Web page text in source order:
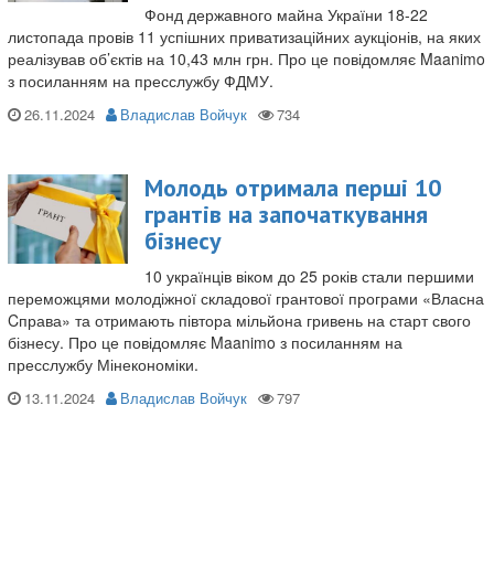
Фонд державного майна України 18-22
листопада провів 11 успішних приватизаційних аукціонів, на яких
реалізував об’єктів на 10,43 млн грн. Про це повідомляє Maanimo
з посиланням на пресслужбу ФДМУ.
26.11.2024 Владислав Войчук
Молодь отримала перші 10
грантів на започаткування
бізнесу
10 українців віком до 25 років стали першими
переможцями молодіжної складової грантової програми «Власна
Cправа» та отримають півтора мільйона гривень на старт свого
бізнесу. Про це повідомляє Maanimo з посиланням на
пресслужбу Мінекономіки.
13.11.2024 Владислав Войчук